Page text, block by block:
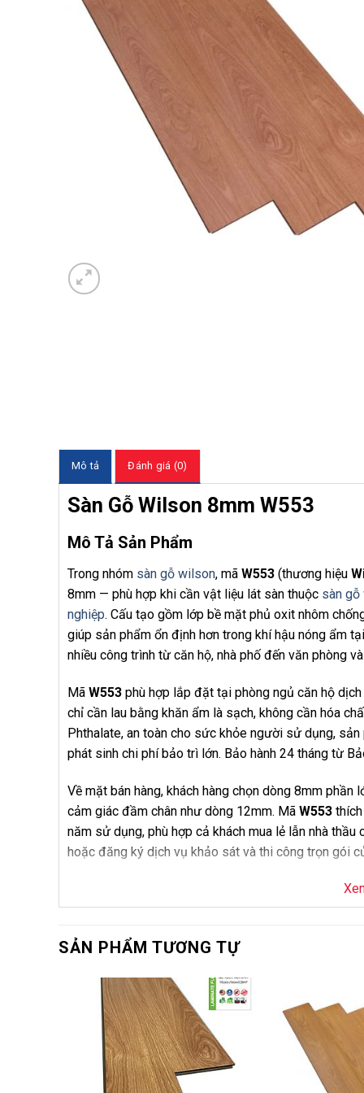
Mô tả Đánh giá (0)
Sàn Gỗ Wilson 8mm W553
Mô Tả Sản Phẩm
Trong nhóm sàn gỗ wilson, mã W553 (thương hiệu
8mm — phù hợp khi cần vật liệu lát sàn thuộc sàn gỗ
nghiệp. Cấu tạo gồm lớp bề mặt phủ oxit nhôm
giúp sản phẩm ổn định hơn trong khí hậu nóng ẩm
nhiều công trình từ căn hộ, nhà phố đến văn phòng
Mã W553 phù hợp lắp đặt tại phòng ngủ căn hộ
chỉ cần lau bằng khăn ẩm là sạch, không cần hóa
Phthalate, an toàn cho sức khỏe người sử dụng,
phát sinh chi phí bảo trì lớn. Bảo hành 24 tháng từ
Về mặt bán hàng, khách hàng chọn dòng 8mm phần
cảm giác đầm chân như dòng 12mm. Mã W553
năm sử dụng, phù hợp cả khách mua lẻ lẫn nhà
hoặc đăng ký dịch vụ khảo sát và thi công trọn gói
Tên sản phẩm
Mã sản phẩm
Thương hiệu Wilson
Loại sản phẩm Sàn gỗ công
Độ dày 8mm
SẢN PHẨM TƯƠNG TỰ
-6%